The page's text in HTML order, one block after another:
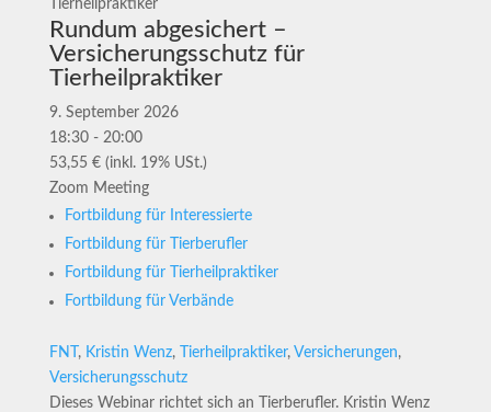
Rundum abgesichert –
Versicherungsschutz für
Tierheilpraktiker
9. September 2026
18:30 - 20:00
53,55 € (inkl. 19% USt.)
Zoom Meeting
Fortbildung für Interessierte
Fortbildung für Tierberufler
Fortbildung für Tierheilpraktiker
Fortbildung für Verbände
FNT , Kristin Wenz, Tierheilpraktiker, Versicherungen,
Versicherungsschutz
Dieses Webinar richtet sich an Tierberufler. Kristin Wenz